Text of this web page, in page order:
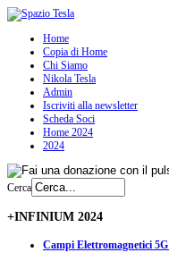
Home
Copia di Home
Chi Siamo
Nikola Tesla
Admin
Iscriviti alla newsletter
Scheda Soci
Home 2024
2024
Cerca
+INFINIUM 2024
Campi Elettromagnetici